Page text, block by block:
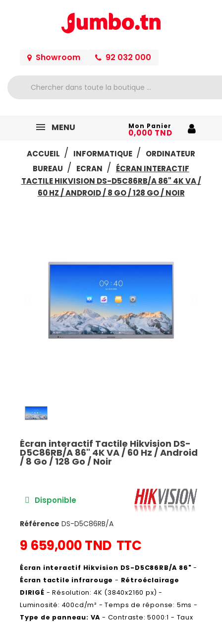
Showroom 92 032 000
MENU Mon Panier
0,000 TND
ACCUEIL
INFORMATIQUE
ORDINATEUR
BUREAU
ECRAN
ÉCRAN INTERACTIF
TACTILE HIKVISION DS-D5C86RB/A 86" 4K VA /
60 HZ / ANDROID / 8 GO / 128 GO / NOIR
Écran interactif Tactile Hikvision DS-
D5C86RB/A 86" 4K VA / 60 Hz / Android
/ 8 Go / 128 Go / Noir
Disponible
Référence DS-D5C86RB/A
9 659,000 TND TTC
Écran interactif Hikvision DS-D5C86RB/A 86" -
Écran tactile infrarouge - Rétroéclairage
DIRIGÉ - Résolution: 4K (3840x2160 px) -
Luminosité: 400cd/m² - Temps de réponse: 5ms -
Type de panneau: VA - Contraste: 5000:1 - Taux